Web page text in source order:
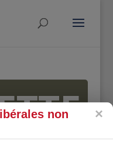
non